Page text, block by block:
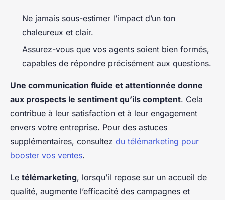
Ne jamais sous-estimer l’impact d’un ton
chaleureux et clair.
Assurez-vous que vos agents soient bien formés,
capables de répondre précisément aux questions.
Une communication fluide et attentionnée donne
aux prospects le sentiment qu’ils comptent. Cela
contribue à leur satisfaction et à leur engagement
envers votre entreprise. Pour des astuces
supplémentaires, consultez du télémarketing pour
booster vos ventes.
Le télémarketing, lorsqu’il repose sur un accueil de
qualité, augmente l’efficacité des campagnes et